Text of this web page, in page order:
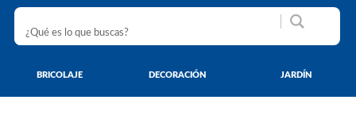
BRICOLAJE DECORACIÓN JARDÍN